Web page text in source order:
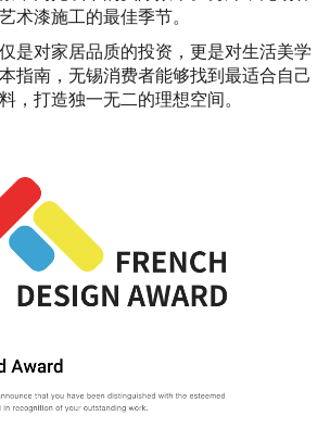
术漆施工的最佳季节。
是对家居品质的投资，更是对生活美学
指南，无锡消费者能够找到最适合自己
，打造独一无二的理想空间。